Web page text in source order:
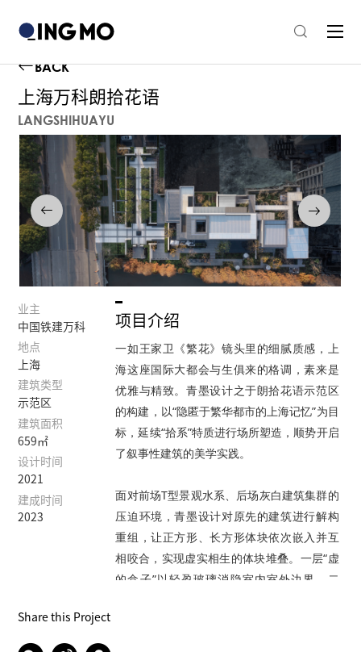
BACK
上海万科朗拾花语
LANGSHIHUAYU
项目介绍
一如王家卫《繁花》镜头里的细腻质感，上
海这座国际大都会与生俱来的格调，素来是
优雅与精致。青墨设计之于朗拾花语示范区
的构建，以“隐匿于繁华都市的上海记忆”为目
标，延续“拾系”特质进行场所塑造，顺势开启
了叙事性建筑的美学实践。
面对前场T型景观水系、后场灰白建筑集群的
压迫环境，青墨设计对原先的建筑进行解构
重组，让正方形、长方形体块依次嵌入并互
相咬合，实现虚实相生的体块堆叠。一层“虚
的盒子”以轻盈玻璃消隐室内室外边界，二
业主
中国铁建万科
地点
上海
建筑类型
示范区
建筑面积
659㎡
设计时间
2021
建成时间
2023
Share this Project